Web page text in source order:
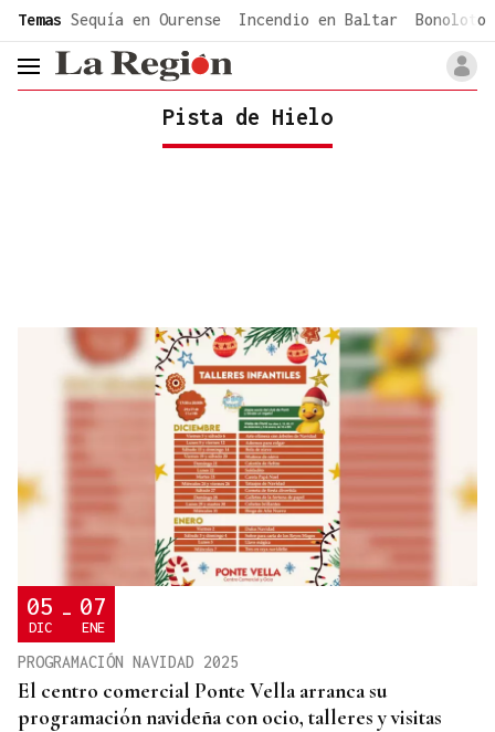
common.go-to-content
Temas Sequía en Ourense Incendio en Baltar Bonoloto
header.menu.open
Pista de Hielo
05
DIC - 07
ENE
PROGRAMACIÓN NAVIDAD 2025
El centro comercial Ponte Vella arranca su
programación navideña con ocio, talleres y visitas